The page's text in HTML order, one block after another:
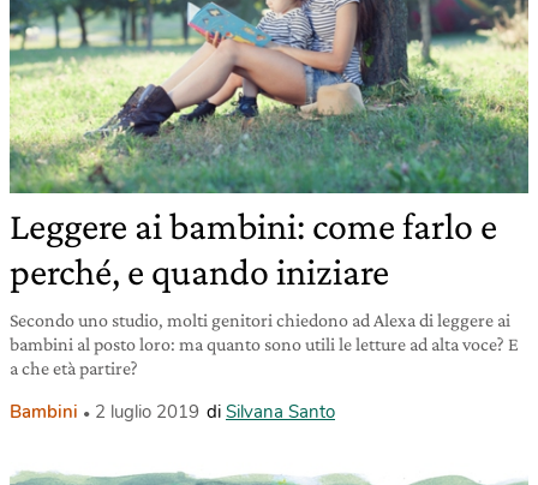
Leggere ai bambini: come farlo e
perché, e quando iniziare
Secondo uno studio, molti genitori chiedono ad Alexa di leggere ai
bambini al posto loro: ma quanto sono utili le letture ad alta voce? E
a che età partire?
Bambini 2 luglio 2019 di Silvana Santo